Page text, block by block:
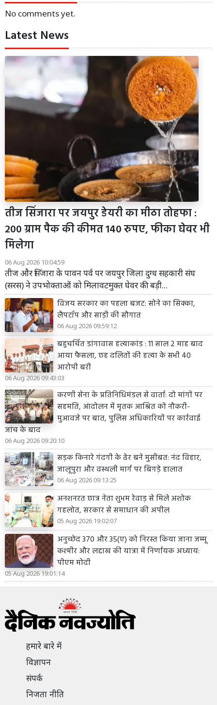
No comments yet.
Latest News
तीज सिंजारा पर जयपुर डेयरी का मीठा तोहफा :
200 ग्राम पैक की कीमत 140 रुपए, फीका घेवर भी
मिलेगा
06 Aug 2026 10:04:59
तीज और सिंजारा के पावन पर्व पर जयपुर जिला दुग्ध सहकारी संघ
(सरस) ने उपभोक्ताओं को मिलावटमुक्त घेवर की बड़ी...
विजय सरकार का पहला बजट: सोने का सिक्का,
लैपटॉप और साड़ी की सौगात
06 Aug 2026 09:59:12
बहुचर्चित डांगावास हत्याकांड : 11 साल 2 माह बाद
आया फैसला, छह दलितों की हत्या के सभी 40
आरोपी बरी
06 Aug 2026 09:43:03
करणी सेना के प्रतिनिधिमंडल से वार्ता: दो मांगों पर
सहमति, आंदोलन में मृतक आश्रित को नौकरी-
मुआवजे पर बात, पुलिस अधिकारियों पर कार्रवाई
जांच के बाद
06 Aug 2026 09:20:10
सड़क किनारे गंदगी के ढेर बने मुसीबत: नंद विहार,
जालूपुरा और वस्थली मार्ग पर बिगड़े हालात
06 Aug 2026 09:13:25
अनशनरत छात्र नेता शुभम रेवाड़ से मिले अशोक
गहलोत, सरकार से समाधान की अपील
05 Aug 2026 19:02:07
अनुच्छेद 370 और 35(ए) को निरस्त किया जाना जम्मू
कश्मीर और लद्दाख की यात्रा में निर्णायक अध्याय:
पीएम मोदी
05 Aug 2026 19:01:14
हमारे बारे में
विज्ञापन
संपर्क
निजता नीति